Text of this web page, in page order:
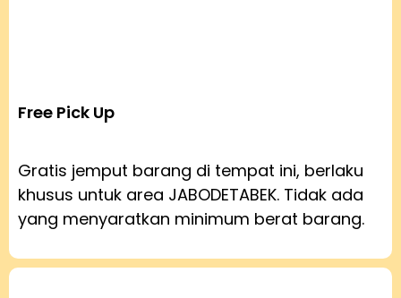
Free Pick Up
Gratis jemput barang di tempat ini, berlaku
khusus untuk area JABODETABEK. Tidak ada
yang menyaratkan minimum berat barang.